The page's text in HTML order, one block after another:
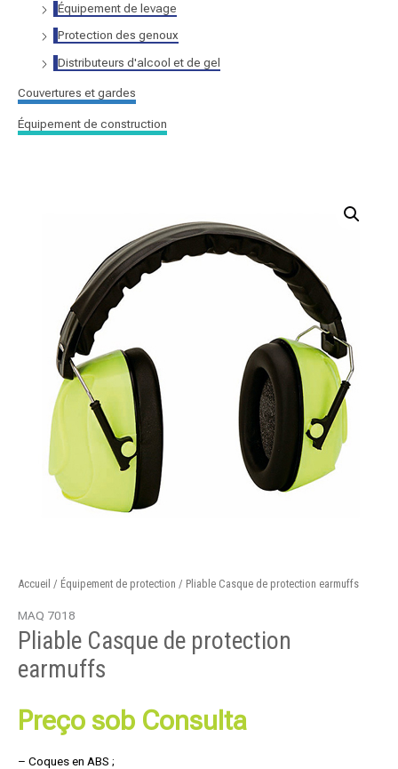
Équipement de levage
Protection des genoux
Distributeurs d'alcool et de gel
Couvertures et gardes
Équipement de construction
Accueil / Équipement de protection / Pliable Casque de protection earmuffs
MAQ 7018
Pliable Casque de protection
earmuffs
Preço sob Consulta
– Coques en ABS ;